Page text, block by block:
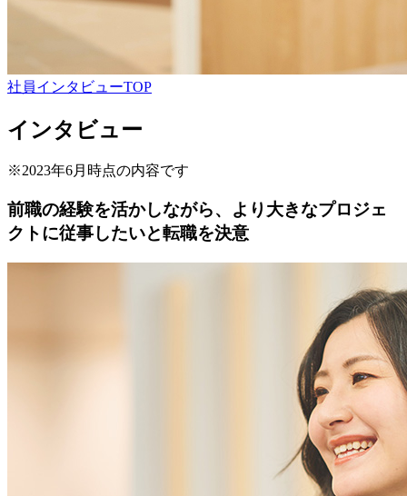
社員インタビューTOP
インタビュー
※2023年6月時点の内容です
前職の経験を活かしながら、より大きなプロジェ
クトに従事したいと転職を決意